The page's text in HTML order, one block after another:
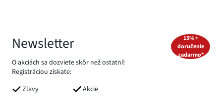
Newsletter
O akciách sa dozviete skôr než ostatní!
Registráciou získate:
Zľavy
Akcie
15% +
doručenie
zadarmo*